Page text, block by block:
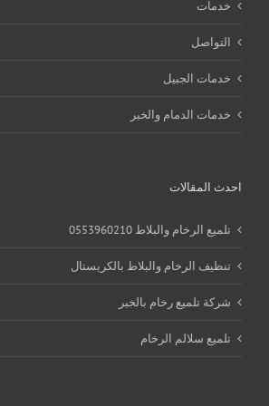
خدمات
التواصل
خدمات الجبيل
خدمات الدمام والخبر
احدث المقالات
تلميع الرخام والبلاط 0553960210
تنظيف الرخام والبلاط بالكريستال
شركة تلميع رخام بالخبر
تلميع سلالم الرخام